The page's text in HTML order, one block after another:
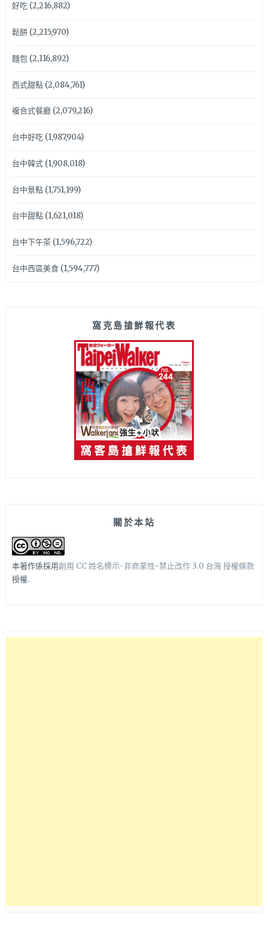
好吃(2,216,882)
鬆餅(2,215,970)
麵包(2,116,892)
西式甜點(2,084,761)
複合式餐廳(2,079,216)
台中好吃(1,987,904)
台中韓式(1,908,018)
台中景點(1,751,199)
台中甜點(1,621,018)
台中下午茶(1,596,722)
台中西區美食(1,594,777)
窩克島搶鮮報代表
關於本站
本著作係採用創用 CC 姓名標示-非商業性-禁止改作 3.0 台灣 授權條款
授權.